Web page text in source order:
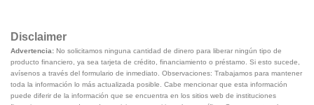
Disclaimer
Advertencia: No solicitamos ninguna cantidad de dinero para liberar ningún tipo de
producto financiero, ya sea tarjeta de crédito, financiamiento o préstamo. Si esto sucede,
avísenos a través del formulario de inmediato. Observaciones: Trabajamos para mantener
toda la información lo más actualizada posible. Cabe mencionar que esta información
puede diferir de la información que se encuentra en los sitios web de instituciones